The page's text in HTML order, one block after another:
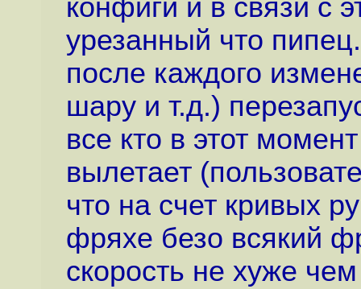
конфиги и в связи с
урезанный что
после каждого
шару и т.д.)
все кто в этот
вылетает
что на счет кривых
фряхе безо всякий
скорость не хуже